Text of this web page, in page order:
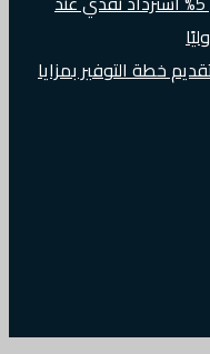
خطة التوفير بمزايا